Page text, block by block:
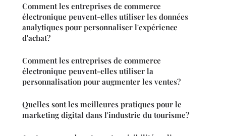
Comment les entreprises de commerce
électronique peuvent-elles utiliser les données
analytiques pour personnaliser l'expérience
d'achat?
Comment les entreprises de commerce
électronique peuvent-elles utiliser la
personnalisation pour augmenter les ventes?
Quelles sont les meilleures pratiques pour le
marketing digital dans l'industrie du tourisme?